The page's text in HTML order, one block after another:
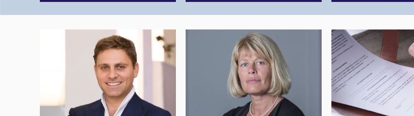
Magazin 02/2021
Magazin 02/2022
Magazin 02/2024
Magazin 03/2018
Magazin 03/2019
Magazin 03/2020
Magazin 04/2018
Magazin 04/2019
Medienmitteilungen